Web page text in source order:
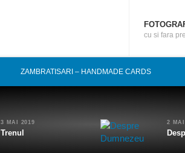
cu si fara
ZAMBRATISARI – HANDMADE CARDS
3 MAI 2019
Trenul
2